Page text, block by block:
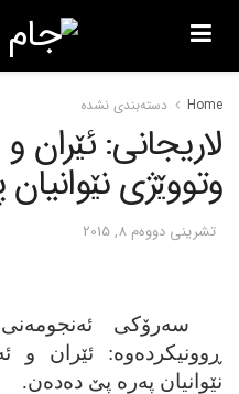
Home دسته‌بندی نشده
لاریجانی: ئێران و
وتووێژی
تشرینی دووه‌م 8, 2015
سه‌رۆکی
ڕوونیکرده‌وه‌: ئێران و
نێوانیان په‌ره‌ پێ ده‌ده‌ن.